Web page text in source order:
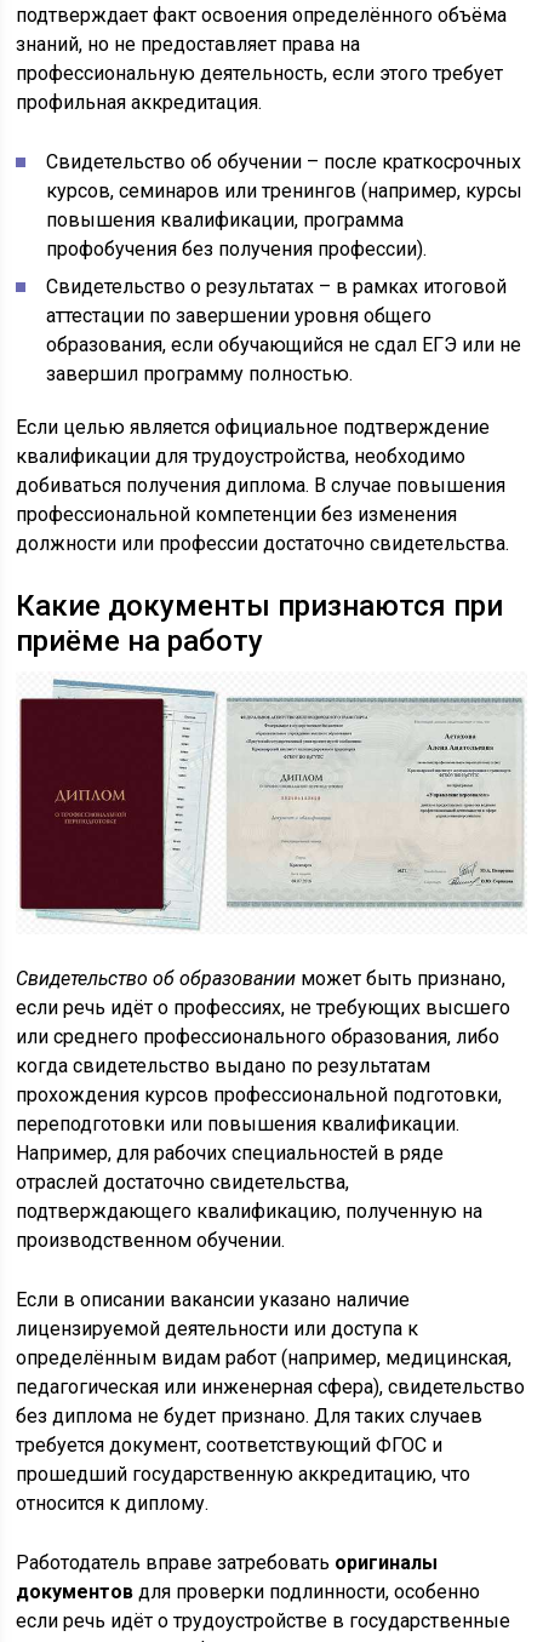
подтверждает факт освоения определённого объёма
знаний, но не предоставляет права на
профессиональную деятельность, если этого требует
профильная аккредитация.
Свидетельство об обучении – после краткосрочных
курсов, семинаров или тренингов (например, курсы
повышения квалификации, программа
профобучения без получения профессии).
Свидетельство о результатах – в рамках итоговой
аттестации по завершении уровня общего
образования, если обучающийся не сдал ЕГЭ или не
завершил программу полностью.
Если целью является официальное подтверждение
квалификации для трудоустройства, необходимо
добиваться получения диплома. В случае повышения
профессиональной компетенции без изменения
должности или профессии достаточно свидетельства.
Какие документы признаются при
приёме на работу
Свидетельство об образовании может быть признано,
если речь идёт о профессиях, не требующих высшего
или среднего профессионального образования, либо
когда свидетельство выдано по результатам
прохождения курсов профессиональной подготовки,
переподготовки или повышения квалификации.
Например, для рабочих специальностей в ряде
отраслей достаточно свидетельства,
подтверждающего квалификацию, полученную на
производственном обучении.
Если в описании вакансии указано наличие
лицензируемой деятельности или доступа к
определённым видам работ (например, медицинская,
педагогическая или инженерная сфера), свидетельство
без диплома не будет признано. Для таких случаев
требуется документ, соответствующий ФГОС и
прошедший государственную аккредитацию, что
относится к диплому.
Работодатель вправе затребовать оригиналы
документов для проверки подлинности, особенно
если речь идёт о трудоустройстве в государственные